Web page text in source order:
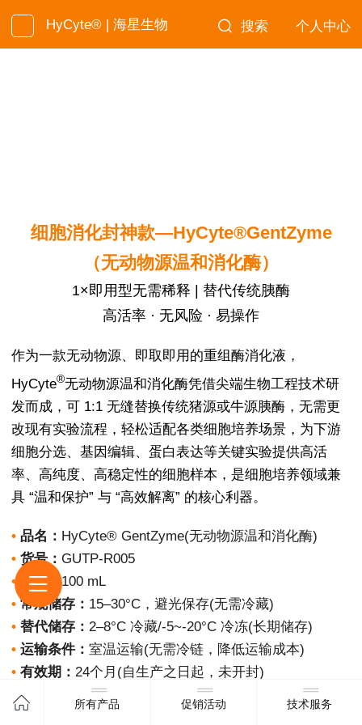
HyCyte® | 海星生物 搜索 个人中心
细胞消化封神款—HyCyte®GentZyme
（无动物源温和消化酶）
1×即用型无需稀释 | 替代传统胰酶
高活率 · 无风险 · 易操作
作为一款无动物源、即取即用的重组酶消化液，
HyCyte®无动物源温和消化酶凭借尖端生物工程技术研
发而成，可 1:1 无缝替换传统猪源或牛源胰酶，无需更
改现有实验流程，轻松适配各类细胞培养场景，为下游
细胞分选、基因编辑、蛋白表达等关键实验提供高活
率、高纯度、高稳定性的细胞样本，是细胞培养领域兼
具 “温和保护” 与 “高效解离” 的核心利器。
• 品名： HyCyte® GentZyme(无动物源温和消化酶)
• 货号： GUTP-R005
•
规格：100 mL
•常规储存： 15–30°C，避光保存(无需冷藏)
• 替代储存： 2–8°C 冷藏/-5~-20°C 冷冻(长期储存)
• 运输条件： 室温运输(无需冷链，降低运输成本)
• 有效期： 24个月(自生产之日起，未开封)
⚠️ 避免反复冻融,开封后建议2-8℃冷藏并尽快使用
所有产品 促销活动 技术服务